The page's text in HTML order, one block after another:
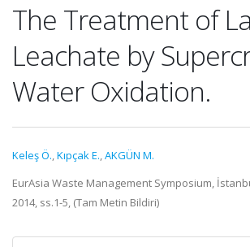
The Treatment of
Leachate by
Water Oxidation.
Keleş Ö.,Kıpçak E.,AKGÜN M.
EurAsia Waste Management Symposium,
2014, ss.1-5, (Tam Metin Bildiri)